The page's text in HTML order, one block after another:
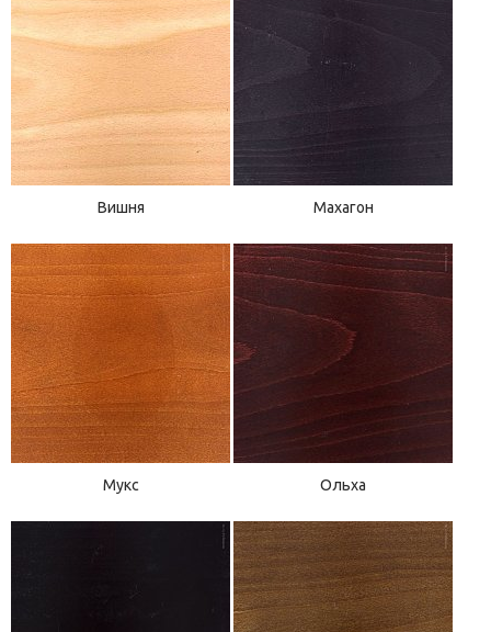
Вишня Махагон
Мукс Ольха